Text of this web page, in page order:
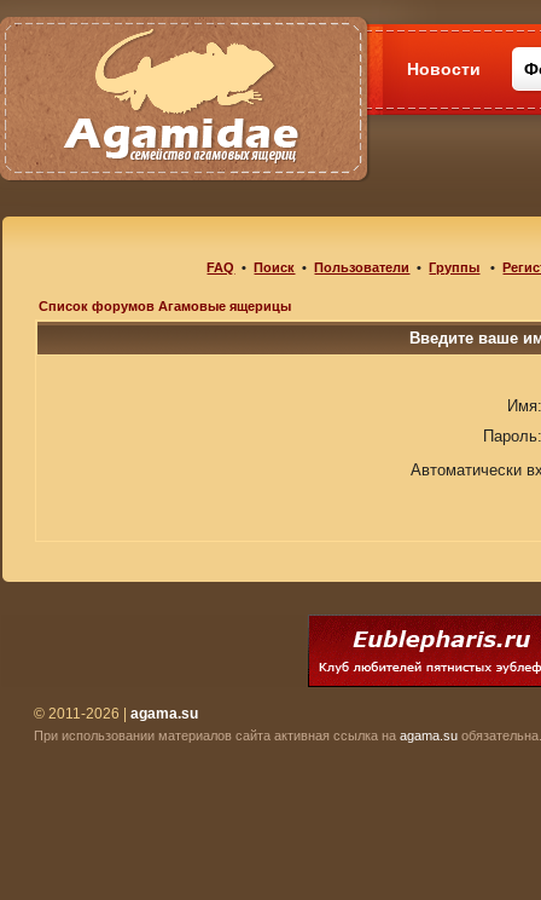
Новости
FAQ •Поиск •Пользователи •Группы •
Список форумов Агамовые ящерицы
Введите ваше
Имя:
Пароль:
Автоматически
© 2011-2026 | agama.su
При использовании материалов сайта активная ссылка на agama.su обязательна.